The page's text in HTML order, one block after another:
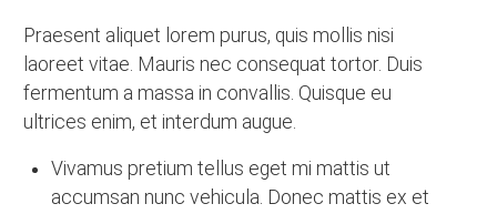
Praesent aliquet lorem purus, quis mollis nisi
laoreet vitae. Mauris nec consequat tortor. Duis
fermentum a massa in convallis. Quisque eu
ultrices enim, et interdum augue.
Vivamus pretium tellus eget mi mattis ut
accumsan nunc vehicula. Donec mattis ex et